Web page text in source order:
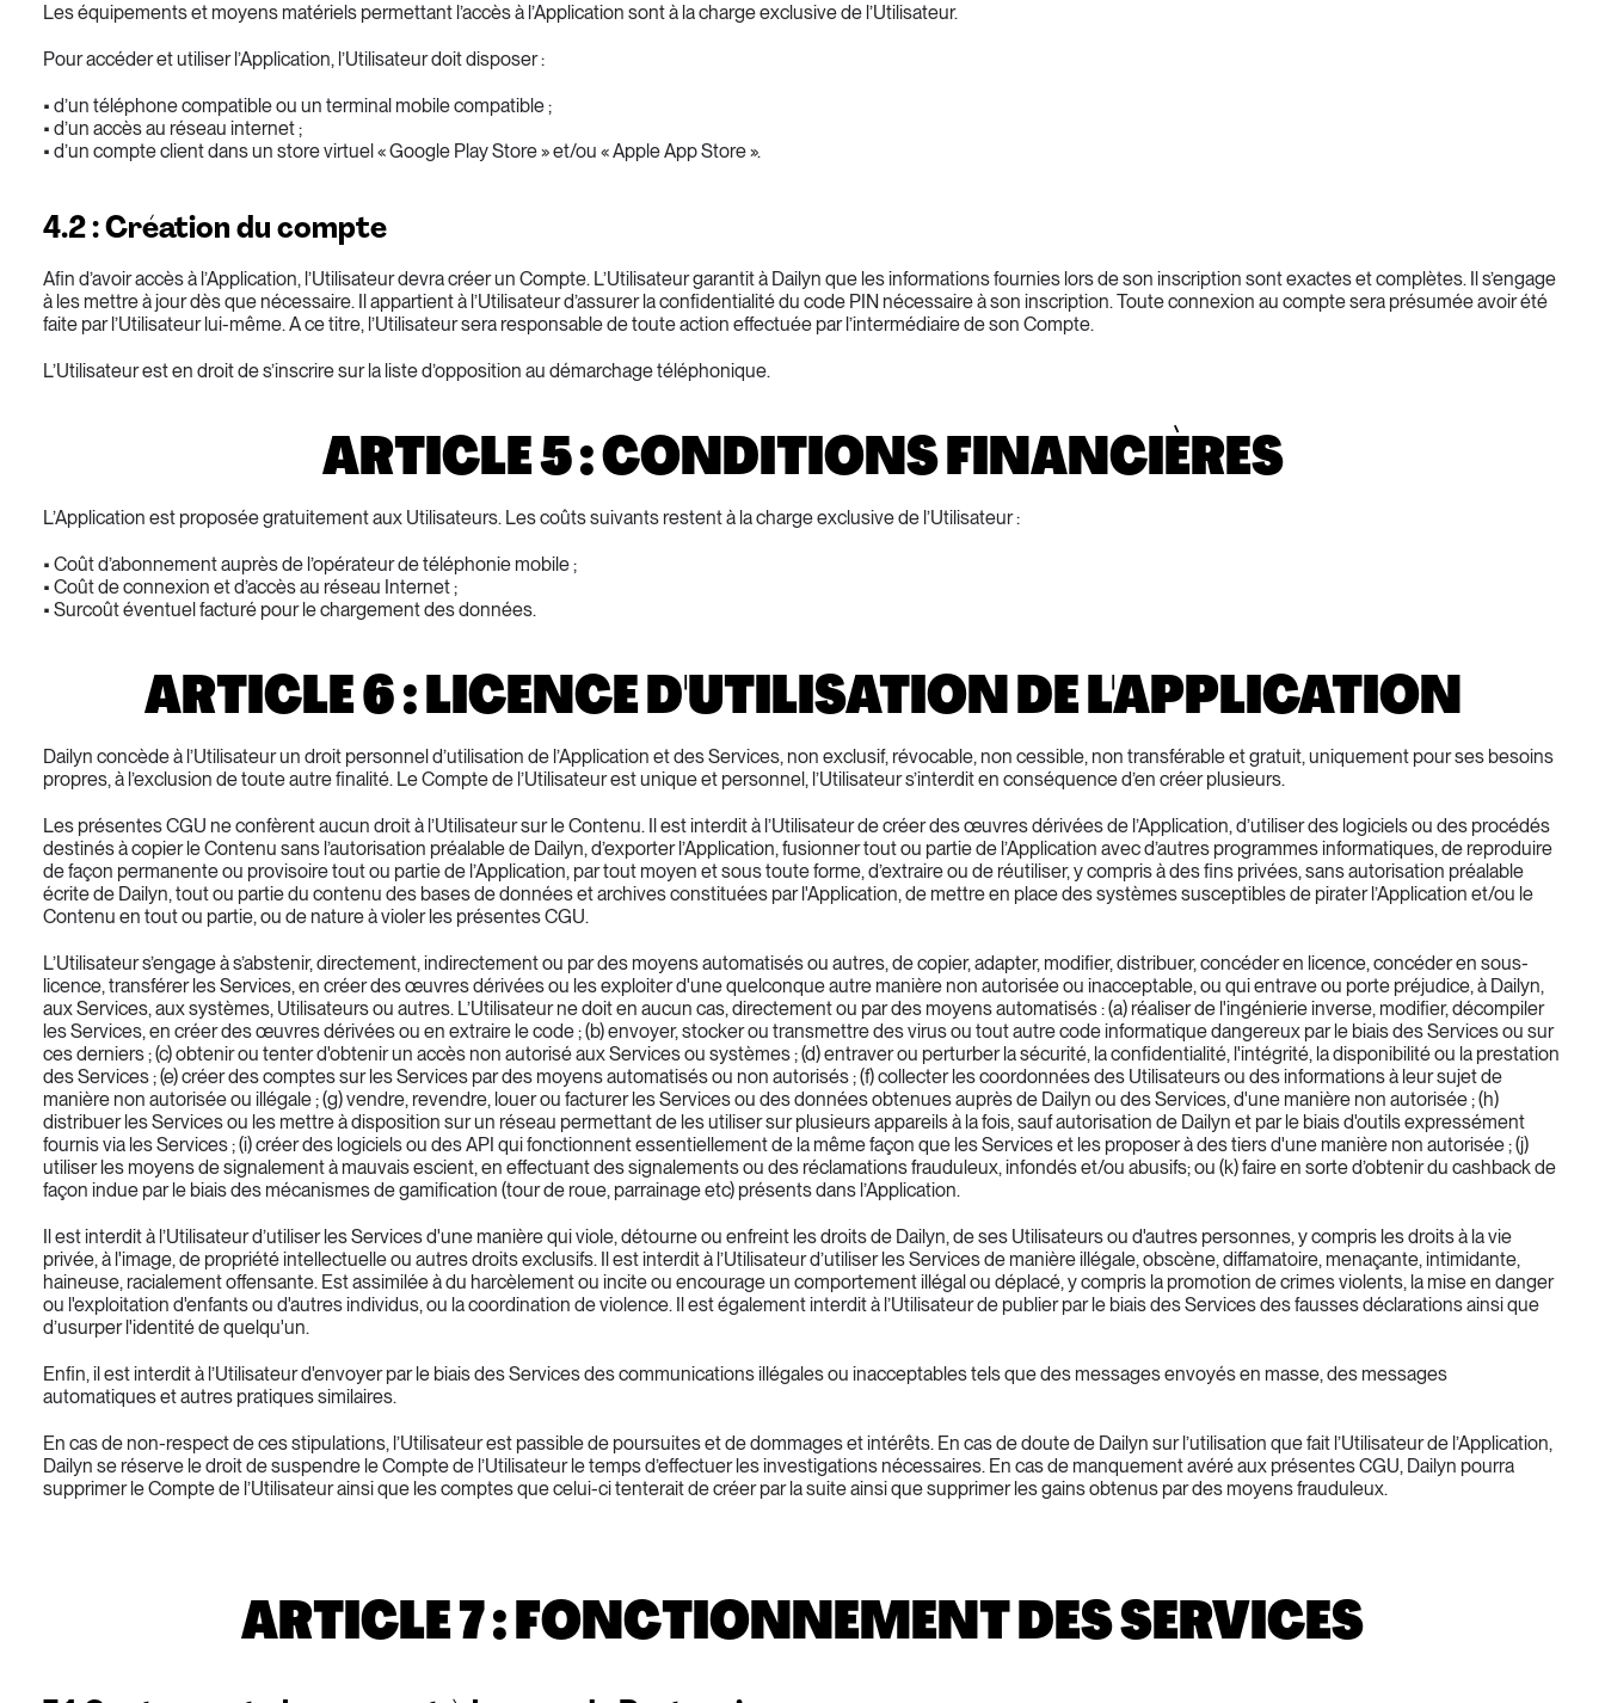
Les équipements et moyens matériels permettant l’accès à l’Application sont à la charge exclusive de l’Utilisateur.
Pour accéder et utiliser l’Application, l’Utilisateur doit disposer :
• d’un téléphone compatible ou un terminal mobile compatible ;
• d’un accès au réseau internet ;
• d’un compte client dans un store virtuel « Google Play Store » et/ou « Apple App Store ».
4.2 : Création du compte
Afin d’avoir accès à l’Application, l’Utilisateur devra créer un Compte. L’Utilisateur garantit à Dailyn que les informations fournies lors de son inscription sont exactes et complètes. Il s’engage
à les mettre à jour dès que nécessaire. Il appartient à l’Utilisateur d’assurer la confidentialité du code PIN nécessaire à son inscription. Toute connexion au compte sera présumée avoir été
faite par l’Utilisateur lui-même. A ce titre, l’Utilisateur sera responsable de toute action effectuée par l’intermédiaire de son Compte.
L’Utilisateur est en droit de s’inscrire sur la liste d’opposition au démarchage téléphonique.
ARTICLE 5 : CONDITIONS FINANCIÈRES
L’Application est proposée gratuitement aux Utilisateurs. Les coûts suivants restent à la charge exclusive de l’Utilisateur :
• Coût d’abonnement auprès de l’opérateur de téléphonie mobile ;
• Coût de connexion et d’accès au réseau Internet ;
• Surcoût éventuel facturé pour le chargement des données.
ARTICLE 6 : LICENCE D'UTILISATION DE L'APPLICATION
Dailyn concède à l’Utilisateur un droit personnel d’utilisation de l’Application et des Services, non exclusif, révocable, non cessible, non transférable et gratuit, uniquement pour ses besoins
propres, à l’exclusion de toute autre finalité. Le Compte de l’Utilisateur est unique et personnel, l’Utilisateur s’interdit en conséquence d’en créer plusieurs.
Les présentes CGU ne confèrent aucun droit à l’Utilisateur sur le Contenu. Il est interdit à l’Utilisateur de créer des œuvres dérivées de l’Application, d’utiliser des logiciels ou des procédés
destinés à copier le Contenu sans l’autorisation préalable de Dailyn, d’exporter l’Application, fusionner tout ou partie de l’Application avec d’autres programmes informatiques, de reproduire
de façon permanente ou provisoire tout ou partie de l’Application, par tout moyen et sous toute forme, d’extraire ou de réutiliser, y compris à des fins privées, sans autorisation préalable
écrite de Dailyn, tout ou partie du contenu des bases de données et archives constituées par l'Application, de mettre en place des systèmes susceptibles de pirater l’Application et/ou le
Contenu en tout ou partie, ou de nature à violer les présentes CGU.
L’Utilisateur s’engage à s’abstenir, directement, indirectement ou par des moyens automatisés ou autres, de copier, adapter, modifier, distribuer, concéder en licence, concéder en sous-
licence, transférer les Services, en créer des œuvres dérivées ou les exploiter d'une quelconque autre manière non autorisée ou inacceptable, ou qui entrave ou porte préjudice, à Dailyn,
aux Services, aux systèmes, Utilisateurs ou autres. L’Utilisateur ne doit en aucun cas, directement ou par des moyens automatisés : (a) réaliser de l'ingénierie inverse, modifier, décompiler
les Services, en créer des œuvres dérivées ou en extraire le code ; (b) envoyer, stocker ou transmettre des virus ou tout autre code informatique dangereux par le biais des Services ou sur
ces derniers ; (c) obtenir ou tenter d'obtenir un accès non autorisé aux Services ou systèmes ; (d) entraver ou perturber la sécurité, la confidentialité, l'intégrité, la disponibilité ou la prestation
des Services ; (e) créer des comptes sur les Services par des moyens automatisés ou non autorisés ; (f) collecter les coordonnées des Utilisateurs ou des informations à leur sujet de
manière non autorisée ou illégale ; (g) vendre, revendre, louer ou facturer les Services ou des données obtenues auprès de Dailyn ou des Services, d'une manière non autorisée ; (h)
distribuer les Services ou les mettre à disposition sur un réseau permettant de les utiliser sur plusieurs appareils à la fois, sauf autorisation de Dailyn et par le biais d'outils expressément
fournis via les Services ; (i) créer des logiciels ou des API qui fonctionnent essentiellement de la même façon que les Services et les proposer à des tiers d'une manière non autorisée ; (j)
utiliser les moyens de signalement à mauvais escient, en effectuant des signalements ou des réclamations frauduleux, infondés et/ou abusifs; ou (k) faire en sorte d’obtenir du cashback de
façon indue par le biais des mécanismes de gamification (tour de roue, parrainage etc) présents dans l’Application.
Il est interdit à l’Utilisateur d’utiliser les Services d'une manière qui viole, détourne ou enfreint les droits de Dailyn, de ses Utilisateurs ou d'autres personnes, y compris les droits à la vie
privée, à l'image, de propriété intellectuelle ou autres droits exclusifs. Il est interdit à l’Utilisateur d’utiliser les Services de manière illégale, obscène, diffamatoire, menaçante, intimidante,
haineuse, racialement offensante. Est assimilée à du harcèlement ou incite ou encourage un comportement illégal ou déplacé, y compris la promotion de crimes violents, la mise en danger
ou l'exploitation d'enfants ou d'autres individus, ou la coordination de violence. Il est également interdit à l’Utilisateur de publier par le biais des Services des fausses déclarations ainsi que
d’usurper l'identité de quelqu'un.
Enfin, il est interdit à l’Utilisateur d'envoyer par le biais des Services des communications illégales ou inacceptables tels que des messages envoyés en masse, des messages
automatiques et autres pratiques similaires.
En cas de non-respect de ces stipulations, l’Utilisateur est passible de poursuites et de dommages et intérêts. En cas de doute de Dailyn sur l’utilisation que fait l’Utilisateur de l’Application,
Dailyn se réserve le droit de suspendre le Compte de l’Utilisateur le temps d’effectuer les investigations nécessaires. En cas de manquement avéré aux présentes CGU, Dailyn pourra
supprimer le Compte de l’Utilisateur ainsi que les comptes que celui-ci tenterait de créer par la suite ainsi que supprimer les gains obtenus par des moyens frauduleux.
ARTICLE 7 : FONCTIONNEMENT DES SERVICES